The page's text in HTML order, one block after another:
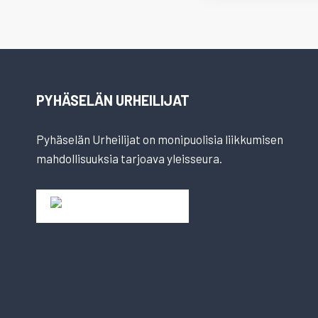
PYHÄSELÄN URHEILIJAT
Pyhäselän Urheilijat on monipuolisia liikkumisen
mahdollisuuksia tarjoava yleisseura.